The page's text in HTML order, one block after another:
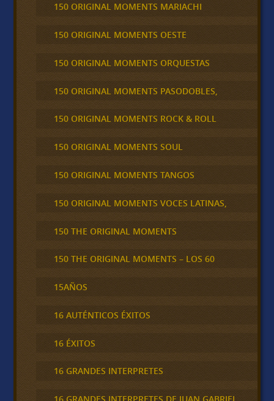
150 ORIGINAL MOMENTS MARIACHI
150 ORIGINAL MOMENTS OESTE
150 ORIGINAL MOMENTS ORQUESTAS
150 ORIGINAL MOMENTS PASODOBLES,
150 ORIGINAL MOMENTS ROCK & ROLL
150 ORIGINAL MOMENTS SOUL
150 ORIGINAL MOMENTS TANGOS
150 ORIGINAL MOMENTS VOCES LATINAS,
150 THE ORIGINAL MOMENTS
150 THE ORIGINAL MOMENTS – LOS 60
15AÑOS
16 AUTÉNTICOS ÉXITOS
16 ÉXITOS
16 GRANDES INTERPRETES